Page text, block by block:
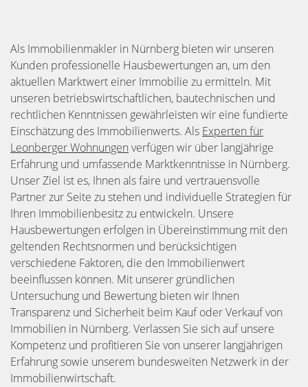
Als Immobilienmakler in Nürnberg bieten wir unseren
Kunden professionelle Hausbewertungen an, um den
aktuellen Marktwert einer Immobilie zu ermitteln. Mit
unseren betriebswirtschaftlichen, bautechnischen und
rechtlichen Kenntnissen gewährleisten wir eine fundierte
Einschätzung des Immobilienwerts. Als Experten für
Leonberger Wohnungen verfügen wir über langjährige
Erfahrung und umfassende Marktkenntnisse in Nürnberg.
Unser Ziel ist es, Ihnen als faire und vertrauensvolle
Partner zur Seite zu stehen und individuelle Strategien für
Ihren Immobilienbesitz zu entwickeln. Unsere
Hausbewertungen erfolgen in Übereinstimmung mit den
geltenden Rechtsnormen und berücksichtigen
verschiedene Faktoren, die den Immobilienwert
beeinflussen können. Mit unserer gründlichen
Untersuchung und Bewertung bieten wir Ihnen
Transparenz und Sicherheit beim Kauf oder Verkauf von
Immobilien in Nürnberg. Verlassen Sie sich auf unsere
Kompetenz und profitieren Sie von unserer langjährigen
Erfahrung sowie unserem bundesweiten Netzwerk in der
Immobilienwirtschaft.